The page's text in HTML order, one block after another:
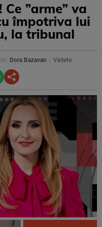
”arme” va
împotriva lui
la tribunal
Dora Bazavan Vedete